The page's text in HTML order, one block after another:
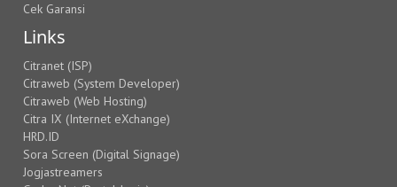
Cek Garansi
Links
Citranet (ISP)
Citraweb (System Developer)
Citraweb (Web Hosting)
Citra IX (Internet eXchange)
HRD.ID
Sora Screen (Digital Signage)
Jogjastreamers